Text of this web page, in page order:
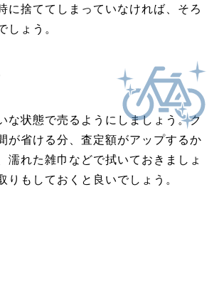
に捨ててしまっていなければ、そろ
しょう。
な状態で売るようにしましょう。ク
が省ける分、査定額がアップするか
濡れた雑巾などで拭いておきましょ
りもしておくと良いでしょう。